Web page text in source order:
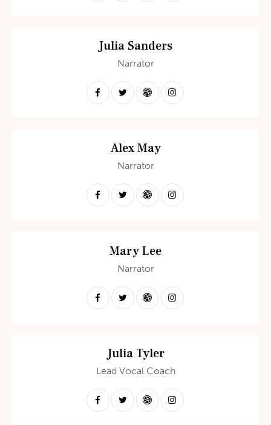
Julia Sanders
Narrator
Alex May
Narrator
Mary Lee
Narrator
Julia Tyler
Lead Vocal Coach